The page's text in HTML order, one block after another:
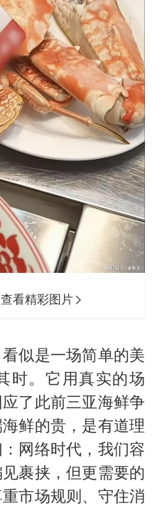
看精彩图片
似是一场简单的美
时。它用真实的场
了此前三亚海鲜争
鲜的贵，是有道理
网络时代，我们容
裹挟，但更需要的
市场规则、守住消